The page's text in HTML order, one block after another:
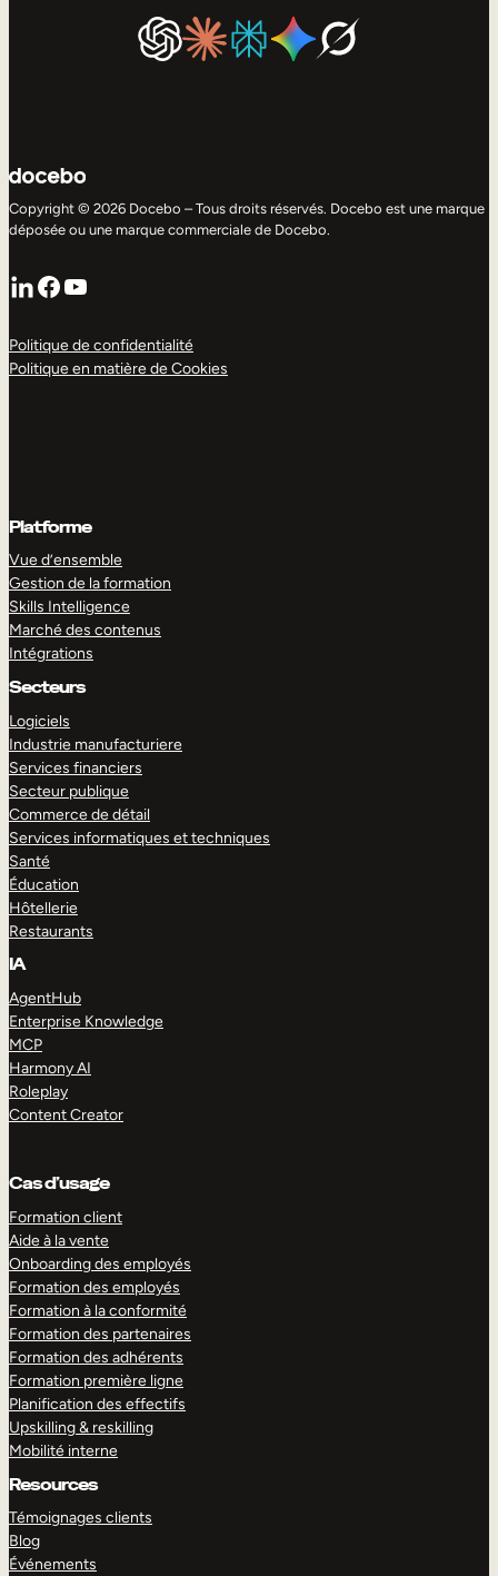
Copyright © 2026 Docebo – Tous droits réservés. Docebo est une marque
déposée ou une marque commerciale de Docebo.
LinkedIn
Facebook
YouTube
Politique de confidentialité
Politique en matière de Cookies
Platforme
Vue d’ensemble
Gestion de la formation
Skills Intelligence
Marché des contenus
Intégrations
Secteurs
Logiciels
Industrie manufacturiere
Services financiers
Secteur publique
Commerce de détail
Services informatiques et techniques
Santé
Éducation
Hôtellerie
Restaurants
IA
AgentHub
Enterprise Knowledge
MCP
Harmony AI
Roleplay
Content Creator
Cas d’usage
Formation client
Aide à la vente
Onboarding des employés
Formation des employés
Formation à la conformité
Formation des partenaires
Formation des adhérents
Formation première ligne
Planification des effectifs
Upskilling & reskilling
Mobilité interne
Resources
Témoignages clients
Blog
Événements